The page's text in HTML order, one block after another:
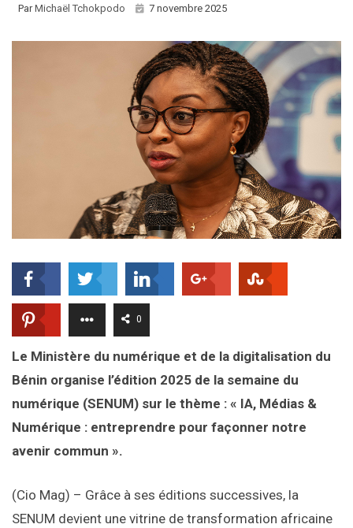
ParMichaël Tchokpodo 7 novembre 2025
0
Le Ministère du numérique et de la digitalisation du
Bénin organise l’édition 2025 de la semaine du
numérique (SENUM) sur le thème : « IA, Médias &
Numérique : entreprendre pour façonner notre
avenir commun ».
(Cio Mag) – Grâce à ses éditions successives, la
SENUM devient une vitrine de transformation africaine